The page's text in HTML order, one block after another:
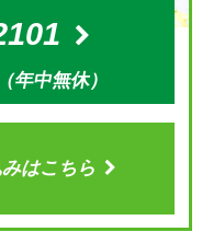
年中無休）
はこちら